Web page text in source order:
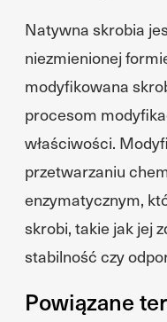
Natywna skrobia
niezmienionej
modyfikowana
procesom
właściwości.
przetwarzaniu
enzymatycznym,
skrobi, takie jak jej
stabilność czy
Powiązane